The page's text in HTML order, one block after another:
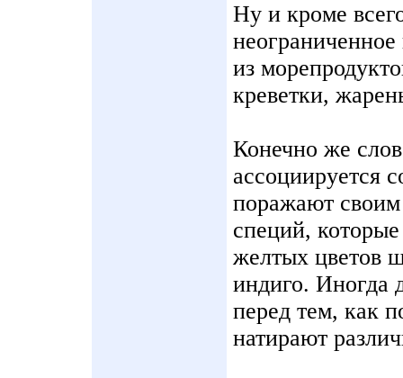
Ну и кроме
из
креветки,
Конечно же
ассоциируется
поражают своим
специй,
желтых цветов
индиго. Иногда
перед тем, как
натирают